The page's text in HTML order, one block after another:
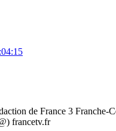
de France 3
francetv.fr